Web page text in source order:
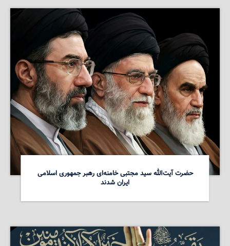
حضرت آیت‌الله سید مجتبی خامنه‌ای رهبر جمهوری اسلامی
ایران شدند